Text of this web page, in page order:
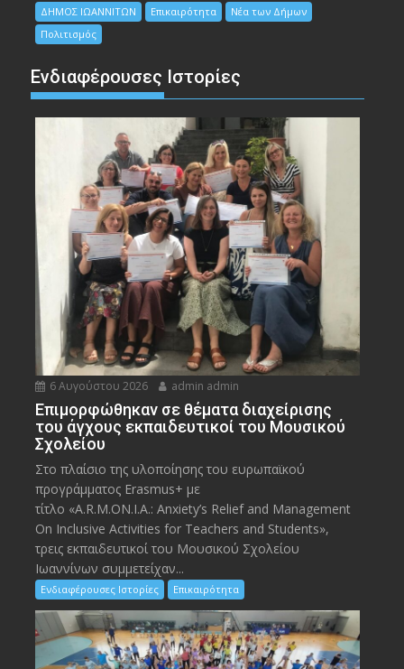
ΔΗΜΟΣ ΙΩΑΝΝΙΤΩΝ Επικαιρότητα
Νέα των Δήμων
Πολιτισμός
Ενδιαφέρουσες Ιστορίες
6 Αυγούστου 2026 admin admin
Eπιμορφώθηκαν σε θέματα διαχείρισης
του άγχους εκπαιδευτικοί του Μουσικού
Σχολείου
Στο πλαίσιο της υλοποίησης του ευρωπαϊκού
προγράμματος Erasmus+ με
τίτλο «A.R.M.ON.I.A.: Anxiety’s Relief and Management
On Inclusive Activities for Teachers and Students»,
τρεις εκπαιδευτικοί του Μουσικού Σχολείου
Ιωαννίνων συμμετείχαν...
Ενδιαφέρουσες Ιστορίες Επικαιρότητα